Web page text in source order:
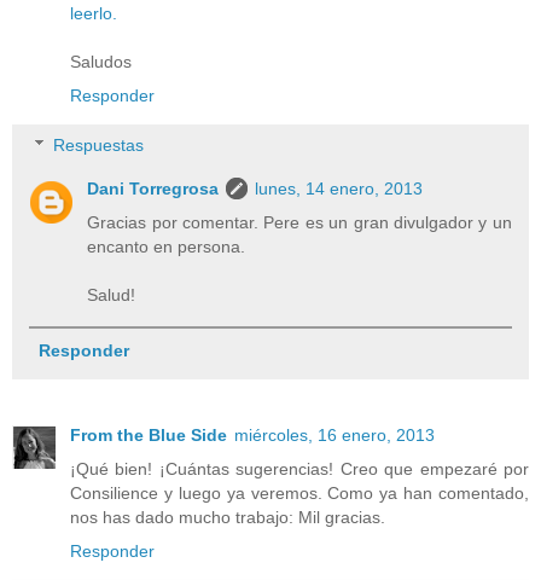
leerlo.
Saludos
Responder
Respuestas
Dani Torregrosa
lunes, 14 enero, 2013
Gracias por comentar. Pere es un gran divulgador y un
encanto en persona.
Salud!
Responder
From the Blue Side miércoles, 16 enero, 2013
¡Qué bien! ¡Cuántas sugerencias! Creo que empezaré por
Consilience y luego ya veremos. Como ya han comentado,
nos has dado mucho trabajo: Mil gracias.
Responder